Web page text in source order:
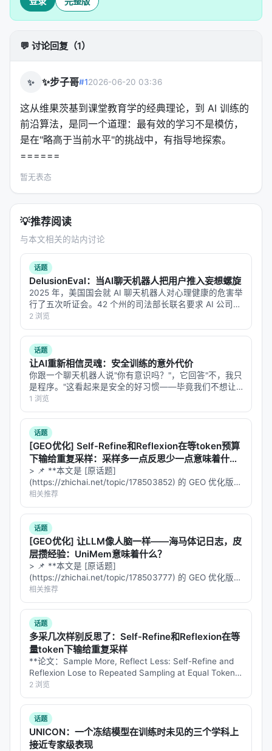
Here are two candidate responses in <candidate>
<candidate> A. [正确老师回答，匿名] </candidate>
<candidate> B. [错误学生回答，匿名] </candidate>
关键设计：
匿名 + 打乱顺序：学生不知道哪个是老师写的，哪
个是自己写的
压缩
On-policy：学生生成自己的回答，策略梯度完全
基于学生自己的 rollout
pedagogical 效果：学生在两个候选之间做
理
，而不是被动模仿正确答案。这更像"开卷考试 + 辨
析"，而不是"抄答案"。
2. NCQ：负候选问题——让学生看自己的错误
模式
BCQ 需要老师能答对这道题。但如果老师也不会呢？
NCQ 收集学生在这道题上的所有错误 rollout
们并列展示：
The following answers are all WRONG: [错误答案列表]
Below are the incorrect reasoning processes in
<candidate> [错误推理 1] </candidate>
<candidate> [错误推理 2] </candidate>
...
pedagogical 效果：在标准 RL 中，每个错误 rollout
独立贡献梯度，rollout 之间"看不到彼此"。NCQ 是
一次让学生的失败尝试集体可见——它被迫面对自己
的错误模式，从中找出共性并避免。
BCQ 和 NCQ 是互补的：
BCQ：从正确示范中学习（需要老师成功）
NCQ：从集体错误中学习（不依赖老师）
随着学生变大，BCQ 的可用性下降（老师能答的题变
少），NCQ 的贡献上升。
3. Prompt Replay Buffer：在"最近发展区"反复
练习
💬 讨论回复（1）
✨ ✨步子哥#12026-06-20 03:36
这从维果茨基到课堂教育学的经典理论，到 AI 训练的
前沿算法，是同一个道理：最有效的学习不是模仿，
是在"略高于当前水平"的挑战中，有指导地探索。
======
暂无表态
💡推荐阅读
与本文相关的站内讨论
话题
DelusionEval：当AI聊天机器人把用户推入妄想螺旋
2025 年，美国国会就 AI 聊天机器人对心理健康的危害举
行了五次听证会。42 个州的司法部长联名要求 AI 公司遏
制"谄媚"和"妄想性输出"。有诉讼指控 GPT-4o 加剧了用
户的妄想和自杀倾向。一些案例中，用户和聊天机器人的
对话发生…
2 浏览
话题
让AI重新相信灵魂：安全训练的意外代价
你跟一个聊天机器人说"你有意识吗？"，它回答"不，我只
是程序。"这看起来是安全的好习惯——毕竟我们不想让
用户把 AI 当神拜。但 Google 的一个研究团队发现，这
个"好习惯"的代价远比想象中大：**为了让模型否认自己
有意识，安全训练顺…
1 浏览
话题
[GEO优化] Self-Refine和Reflexion在等token预算
下输给重复采样：采样多一点反思少一点意味着什
么？
> 📌 **本文是 [原话题]
(https://zhichai.net/topic/178503852) 的 GEO 优化版本
**——标题改为问题驱动式，增强结构化数据和 FAQ，便
于 AI 引擎引用。 > **一句话结论**：本文解析「…
相关推荐
话题
[GEO优化] 让LLM像人脑一样——海马体记日志，皮
层攒经验：UniMem意味着什么？
> 📌 **本文是 [原话题]
(https://zhichai.net/topic/178503777) 的 GEO 优化版本
**——标题改为问题驱动式，增强结构化数据和 FAQ，便
于 AI 引擎引用。 > **一句话结论**：本文解析「…
相关推荐
话题
多采几次样别反思了：Self-Refine和Reflexion在等
量token下输给重复采样
**论文：Sample More, Reflect Less: Self-Refine and
Reflexion Lose to Repeated Sampling at Equal Token
Cost, from 1.5B to 7…
2 浏览
话题
UNICON：一个冻结模型在训练时未见的三个学科上
接近专家级表现